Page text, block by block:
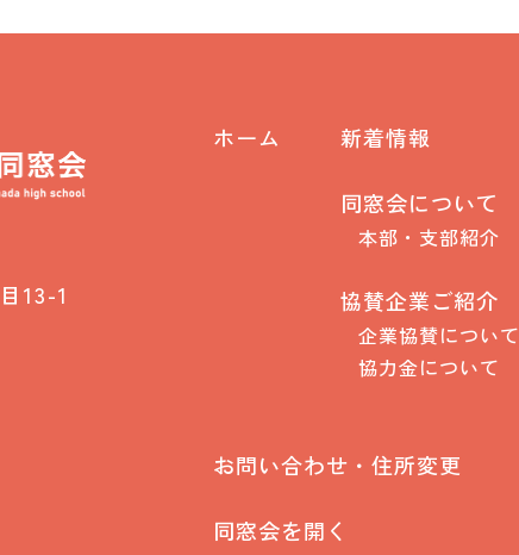
13-1
ホーム 新着情報
同窓会について
本部・支部紹介
協賛企業ご紹介
企業協賛について
協力金について
お問い合わせ・住所変更
同窓会を開く